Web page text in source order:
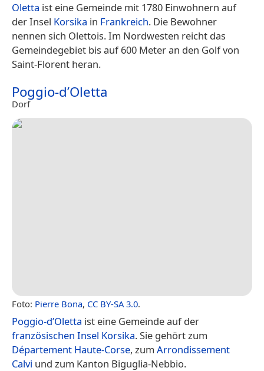
Oletta ist eine Gemeinde mit 1780 Einwohnern auf
der Insel Korsika in Frankreich. Die Bewohner
nennen sich Olettois. Im Nordwesten reicht das
Gemeindegebiet bis auf 600 Meter an den Golf von
Saint-Florent heran.
Poggio-d’Oletta
Dorf
Foto: Pierre Bona, CC BY-SA 3.0.
Poggio-d’Oletta ist eine Gemeinde auf der
französischen Insel Korsika. Sie gehört zum
Département Haute-Corse, zum Arrondissement
Calvi und zum Kanton Biguglia-Nebbio.